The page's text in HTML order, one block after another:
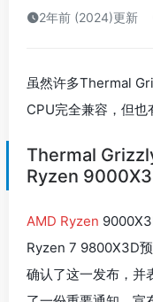
2年前 (2024)更新
虽然许多Thermal
CPU完全兼容，但也
Thermal
Ryzen
AMD Ryzen
Ryzen 7 9800X3D
确认了这一发布，并